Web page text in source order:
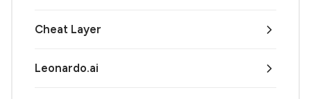
Cheat Layer
Leonardo.ai